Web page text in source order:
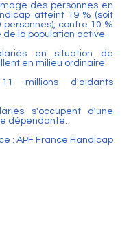
des personnes en
atteint 19 % (soit
personnes), contre 10 %
de la population active
en situation de
en milieu ordinaire
millions d'aidants
s'occupent d'une
dépendante.
: APF France Handicap